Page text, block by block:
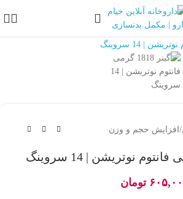
/ افزایش حجم و وزن
تومان